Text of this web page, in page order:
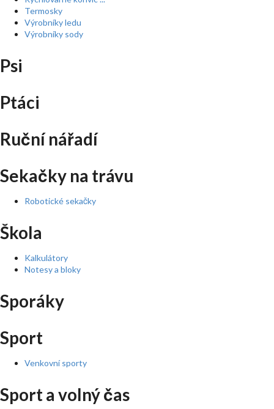
Termosky
Výrobníky ledu
Výrobníky sody
Psi
Ptáci
Ruční nářadí
Sekačky na trávu
Robotické sekačky
Škola
Kalkulátory
Notesy a bloky
Sporáky
Sport
Venkovní sporty
Sport a volný čas